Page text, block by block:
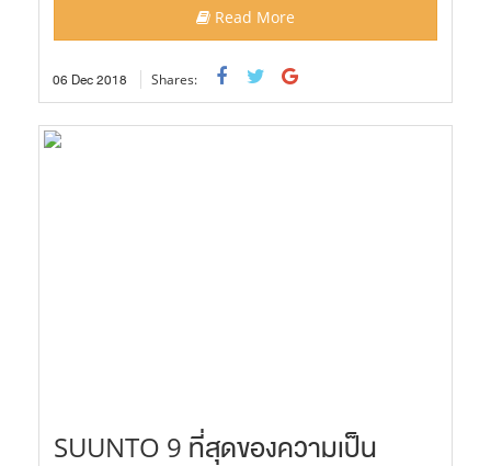
Read More
06 Dec2018 Shares:
SUUNTO 9 ที่สุดของความเป็น